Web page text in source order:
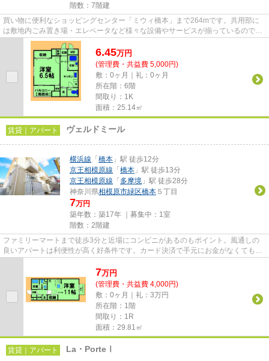
階数：7階建
買い物に便利なショッピングセンター「ミウィ橋本」まで264mです。共用部に
は敷地内ごみ置き場・エレベータなど様々な設備やサービスが揃っているので便
利です。こちらの物件はマンシ...
6.45万円
(管理費・共益費 5,000円)
敷：0ヶ月｜礼：0ヶ月
所在階：6階
間取り：1K
面積：25.14㎡
賃貸｜アパート ヴェルドミール
横浜線 「 橋本 」駅 徒歩12分
京王相模原線 「 橋本 」駅 徒歩13分
京王相模原線 「 多摩境 」駅 徒歩28分
神奈川県相模原市緑区橋本 ５丁目
7万円
築年数：築17年 ｜募集中： 1室
階数：2階建
ファミリーマートまで徒歩3分と近場にコンビニがあるのもポイント。風通しの
良いアパートは利便性が高く好条件です。カード決済で手元にお金がなくても初
7万円
(管理費・共益費 4,000円)
敷：0ヶ月｜礼：3万円
所在階：1階
間取り：1R
面積：29.81㎡
賃貸｜アパート La・PorteⅠ